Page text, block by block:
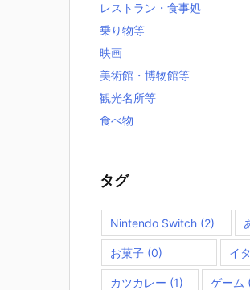
レストラン・食事処
乗り物等
映画
美術館・博物館等
観光名所等
食べ物
タグ
Nintendo Switch (2)
お菓子 (0) イ
カツカレー (1) ゲーム